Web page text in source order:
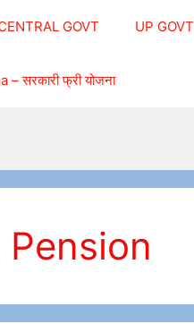
GOVT UP GOVT
सरकारी फ्री योजना